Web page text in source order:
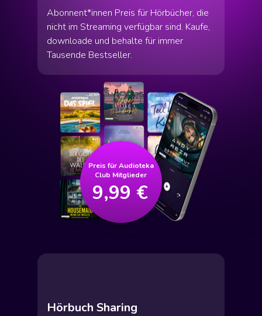
Preis für Audioteka
Club Mitglieder
9,99 €
Abonnent*innen Preis für Hörbücher, die
nicht im Streaming verfügbar sind. Kaufe,
downloade und behalte für immer
Tausende Bestseller.
Hörbuch Sharing